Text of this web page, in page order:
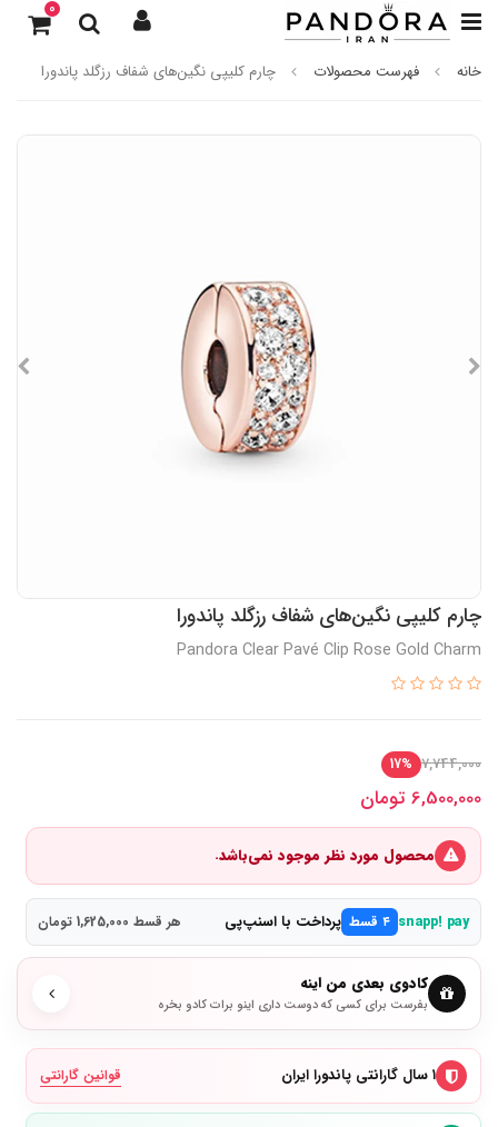
0
خانه فهرست محصولات چارم کلیپی نگین‌های شفاف رزگلد پاندورا
چارم کلیپی نگین‌های شفاف رزگلد پاندورا
Pandora Clear Pavé Clip Rose Gold Charm
7,744,000
17%
6,500,000 تومان
محصول مورد نظر موجود نمی‌باشد.
snapp! pay ۴ قسط پرداخت با اسنپ‌پی هر قسط 1,625,000 تومان
کادوی بعدی من اینه
بفرست برای کسی که دوست داری اینو برات کادو بخره
۱ سال گارانتی پاندورا ایران قوانین گارانتی